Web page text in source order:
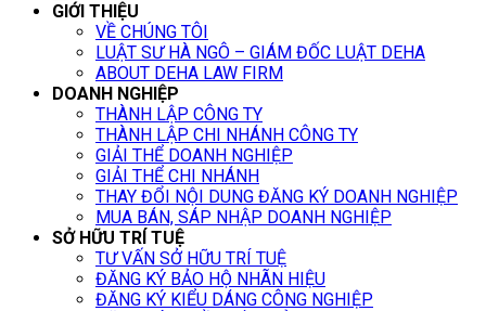
GIỚI THIỆU
VỀ CHÚNG TÔI
LUẬT SƯ HÀ NGÔ – GIÁM ĐỐC LUẬT DEHA
ABOUT DEHA LAW FIRM
DOANH NGHIỆP
THÀNH LẬP CÔNG TY
THÀNH LẬP CHI NHÁNH CÔNG TY
GIẢI THỂ DOANH NGHIỆP
GIẢI THỂ CHI NHÁNH
THAY ĐỔI NỘI DUNG ĐĂNG KÝ DOANH NGHIỆP
MUA BÁN, SÁP NHẬP DOANH NGHIỆP
SỞ HỮU TRÍ TUỆ
TƯ VẤN SỞ HỮU TRÍ TUỆ
ĐĂNG KÝ BẢO HỘ NHÃN HIỆU
ĐĂNG KÝ KIỂU DÁNG CÔNG NGHIỆP